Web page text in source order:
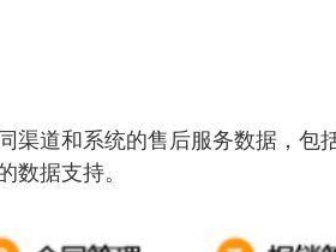
渠道和系统的售后服务数据，包
数据支持。